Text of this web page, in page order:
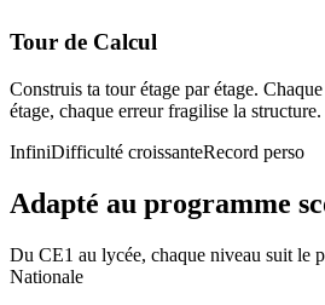
Tour de Calcul
Construis ta tour étage par étage.
étage, chaque erreur fragilise la
InfiniDifficulté croissanteRecord perso
Adapté au programme
Du CE1 au lycée, chaque niveau suit le
Nationale